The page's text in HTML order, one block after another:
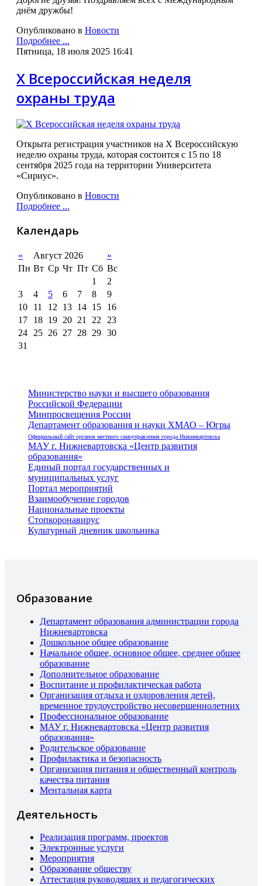
днём дружбы!
Опубликовано в Новости
Подробнее ...
Пятница, 18 июля 2025 16:41
X Всероссийская неделя
охраны труда
Открыта регистрация участников на X Всероссийскую
неделю охраны труда, которая состоится с 15 по 18
сентября 2025 года на территории Университета
«Сириус».
Опубликовано в Новости
Подробнее ...
Календарь
« Август 2026
»
Пн Вт Ср Чт Пт Сб Вс
1
2
3
4 5 6 7 8
9
10
11 12 13 14 15
16
17
18 19 20 21 22
23
24
25 26 27 28 29 30
31
Министерство науки и высшего образования
Российской Федерации
Минпросвещения России
Департамент образования и науки ХМАО – Югры
Официальный сайт органов местного самоуправления города Нижневартовска
МАУ г. Нижневартовска «Центр развития
образования»
Единый портал государственных и
муниципальных услуг
Портал мероприятий
Взаимообучение городов
Национальные проекты
Стопкоронавирус
Культурный дневник школьника
Образование
Департамент образования администрации города
Нижневартовска
Дошкольное общее образование
Начальное общее, основное общее, среднее общее
образование
Дополнительное образование
Воспитание и профилактическая работа
Организация отдыха и оздоровления детей,
временное трудоустройство несовершеннолетних
Профессиональное образование
МАУ г. Нижневартовска «Центр развития
образования»
Родительское образование
Профилактика и безопасность
Организация питания и общественный контроль
качества питания
Ментальная карта
Деятельность
Реализация программ, проектов
Электронные услуги
Мероприятия
Образование обществу
Аттестация руководящих и педагогических